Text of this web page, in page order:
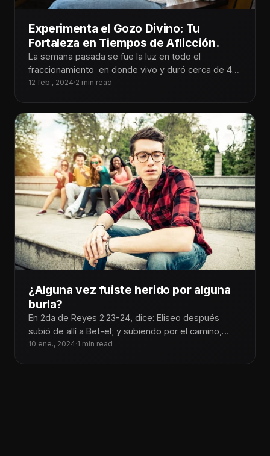
Experimenta el Gozo Divino: Tu
Fortaleza en Tiempos de Aflicción.
La semana pasada se fue la luz en todo el
fraccionamiento en donde vivo y duró cerca de 48
horas.
12 feb., 2024·2 min read
¿Alguna vez fuiste herido por alguna
burla?
En 2da de Reyes 2:23-24, dice: Eliseo después
subió de allí a Bet-el; y subiendo por el camino,
salieron
10 ene., 2024·1 min read